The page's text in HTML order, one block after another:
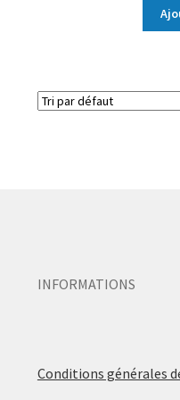
INFORMATIONS
Conditions générales